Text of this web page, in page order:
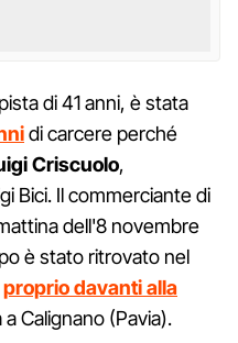
di 41 anni, è stata
di carcere perché
Criscuolo,
Bici. Il commerciante di
dell'8 novembre
è stato ritrovato nel
proprio davanti alla
Calignano (Pavia).